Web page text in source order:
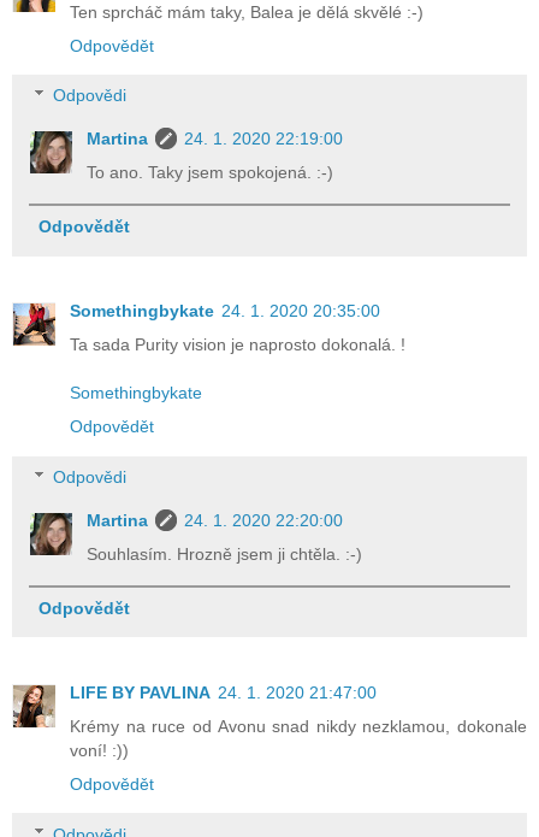
Ten sprcháč mám taky, Balea je dělá skvělé :-)
Odpovědět
Odpovědi
Martina
24. 1. 2020 22:19:00
To ano. Taky jsem spokojená. :-)
Odpovědět
Somethingbykate 24. 1. 2020 20:35:00
Ta sada Purity vision je naprosto dokonalá. !
Somethingbykate
Odpovědět
Odpovědi
Martina
24. 1. 2020 22:20:00
Souhlasím. Hrozně jsem ji chtěla. :-)
Odpovědět
LIFE BY PAVLINA 24. 1. 2020 21:47:00
Krémy na ruce od Avonu snad nikdy nezklamou, dokonale
voní! :))
Odpovědět